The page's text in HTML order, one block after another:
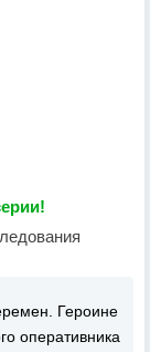
Героине
оперативника